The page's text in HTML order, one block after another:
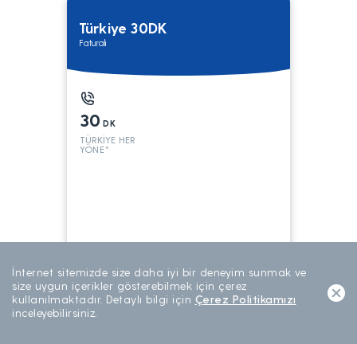
Türkiye 30DK
Faturalı
30 DK
TÜRKİYE HER
YÖNE*
199
AYLIK ABONELİK
İnternet sitemizde size daha iyi bir deneyim sunmak ve
size uygun içerikler gösterebilmek için çerez
kullanılmaktadır. Detaylı bilgi için Çerez Politikamızı
inceleyebilirsiniz.